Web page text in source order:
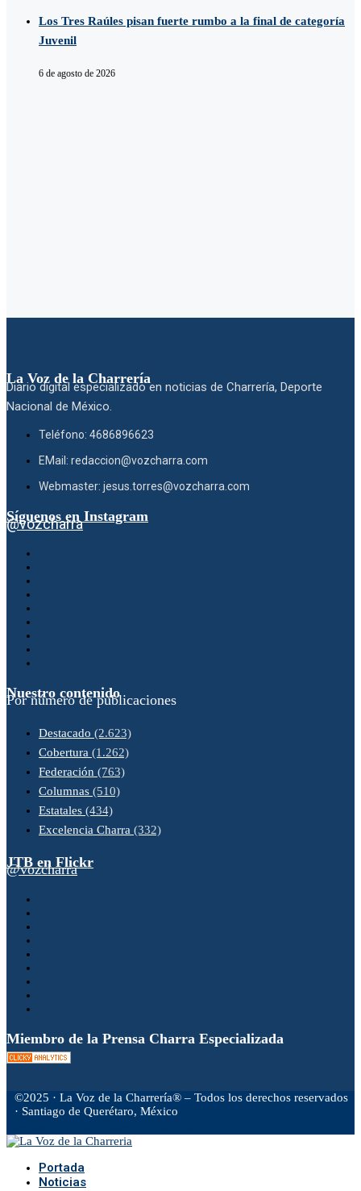
Los Tres Raúles pisan fuerte rumbo a la final de categoría
Juvenil
6 de agosto de 2026
La Voz de la Charrería
Diario digital especializado en noticias de Charrería, Deporte
Nacional de México.
Teléfono: 4686896623
EMail: redaccion@vozcharra.com
Webmaster: jesus.torres@vozcharra.com
Síguenos en Instagram
@vozcharra
Nuestro contenido
Por número de publicaciones
Destacado (2.623)
Cobertura (1.262)
Federación (763)
Columnas (510)
Estatales (434)
Excelencia Charra (332)
JTB en Flickr
@vozcharra
Miembro de la Prensa Charra Especializada
©2025 · La Voz de la Charrería® – Todos los derechos reservados
· Santiago de Querétaro, México
Portada
Noticias